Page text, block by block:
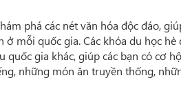
phá các nét văn hóa độc đáo,
mỗi quốc gia. Các khóa du học
gia khác, giúp các bạn có cơ
những món ăn truyền thống,